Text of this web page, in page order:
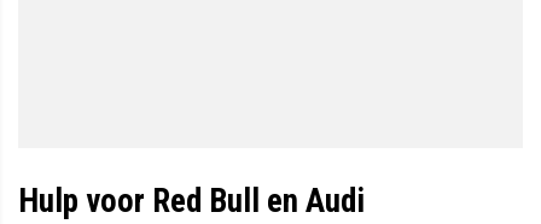
Hulp voor Red Bull en Audi